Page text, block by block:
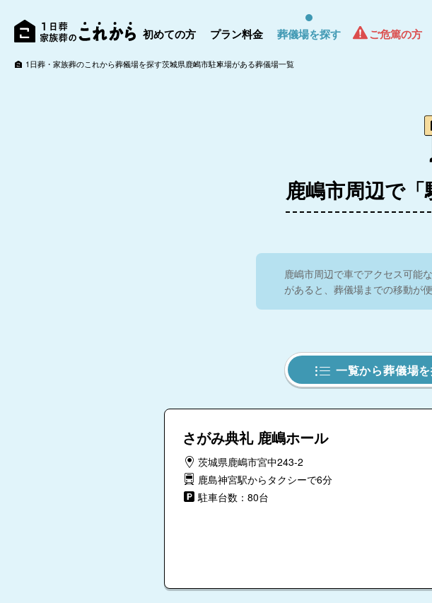
初めての方 プラン料金 葬儀場を探す ご危篤の方
1日葬・家族葬のこれから葬儀場を探す茨城県鹿嶋市駐車場がある葬儀場一覧
鹿嶋市周辺で
鹿嶋市周辺で車でアクセス可能
があると、葬儀場までの移動が
一覧から葬儀場
さがみ典礼 鹿嶋ホール
茨城県鹿嶋市宮中243-2
鹿島神宮駅からタクシーで6分
駐車台数：80台
稲敷ホール